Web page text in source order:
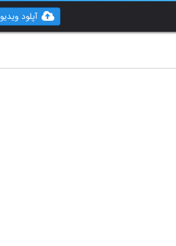
آپلود ویدیو